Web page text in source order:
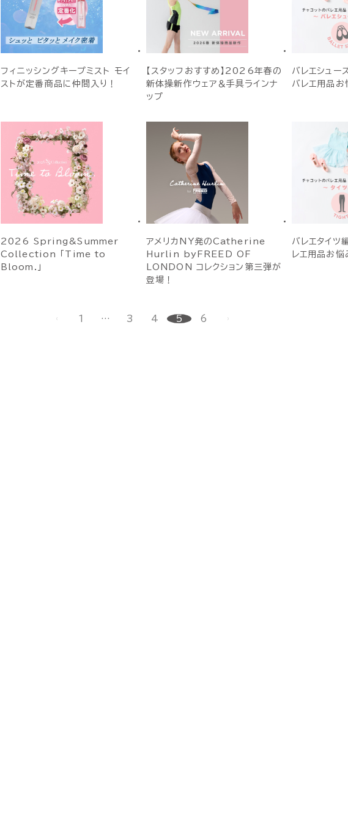
フィニッシングキープミスト モイ
ストが定番商品に仲間入り！
【スタッフおすすめ】2026年春の
新体操新作ウェア＆手具ラインナ
ップ
バレエシュー
バレエ用品お
2026 Spring&Summer
Collection 「Time to
Bloom.」
アメリカNY発のCatherine
Hurlin byFREED OF
LONDON コレクション第三弾が
登場！
バレエタイツ
レエ用品お悩
1 … 3 4 5 6